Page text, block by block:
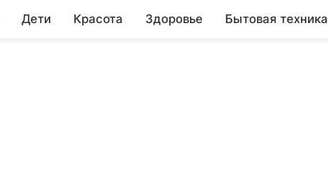
Дети Красота Здоровье Бытовая техника